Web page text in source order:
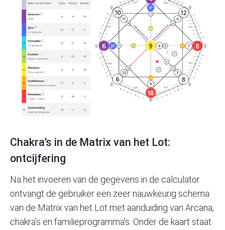
Chakra’s in de Matrix van het Lot:
ontcijfering
Na het invoeren van de gegevens in de calculator
ontvangt de gebruiker een zeer nauwkeurig schema
van de Matrix van het Lot met aanduiding van Arcana,
chakra’s en familieprogramma’s. Onder de kaart staat